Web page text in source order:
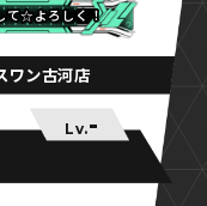
て☆よろしく！
て☆よろしく！
て☆よろしく！
ワン古河店
Lv.-